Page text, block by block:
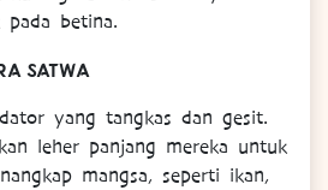
pada betina.
SATWA
yang tangkas dan gesit.
leher panjang mereka untuk
mangsa, seperti ikan,